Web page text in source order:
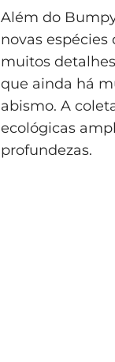
Além do
novas
muitos
que ainda há
abismo. A
ecológicas
profundezas.